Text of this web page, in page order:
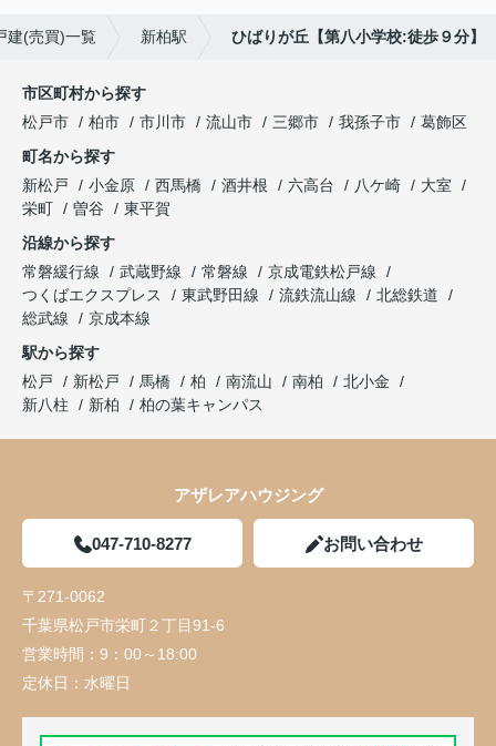
建(売買)一覧 新柏駅 ひばりが丘【第八小学校:徒歩９分】
市区町村から探す
松戸市
柏市 市川市 流山市 三郷市 我孫子市
葛飾区
町名から探す
新松戸
小金原 西馬橋 酒井根 六高台 八ケ崎
大室
栄町
曽谷
東平賀
沿線から探す
常磐緩行線
武蔵野線 常磐線
京成電鉄松戸線
つくばエクスプレス
東武野田線 流鉄流山線
北総鉄道
総武線
京成本線
駅から探す
松戸
新松戸 馬橋 柏 南流山 南柏
北小金
新八柱
新柏 柏の葉キャンパス
アザレアハウジング
047-710-8277 お問い合わせ
〒271-0062
千葉県松戸市栄町２丁目91-6
営業時間： 9：00～18:00
定休日： 水曜日